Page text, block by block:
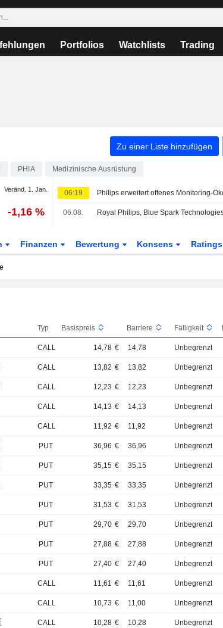
Portfolios Watchlists Trading
Zu einer Liste hinzufügen
PHIA Medizinische Ausrüstung
Veränd. 1. Jan.
-1,16 %
06:19
06.08.
Finanzen Bewertung Konsens Ratings
Typ Basispreis Barriere Fälligkeit
CALL 14,78 € 14,78 Unbegrenzt
CALL 13,82 € 13,82 Unbegrenzt
CALL 12,23 € 12,23 Unbegrenzt
CALL 14,13 € 14,13 Unbegrenzt
CALL 11,92 € 11,92 Unbegrenzt
PUT 36,96 € 36,96 Unbegrenzt
PUT 35,15 € 35,15 Unbegrenzt
PUT 33,35 € 33,35 Unbegrenzt
PUT 31,53 € 31,53 Unbegrenzt
PUT 29,70 € 29,70 Unbegrenzt
PUT 27,88 € 27,88 Unbegrenzt
PUT 27,40 € 27,40 Unbegrenzt
CALL 11,61 € 11,61 Unbegrenzt
CALL 10,73 € 11,00 Unbegrenzt
CALL 10,28 € 10,28 Unbegrenzt